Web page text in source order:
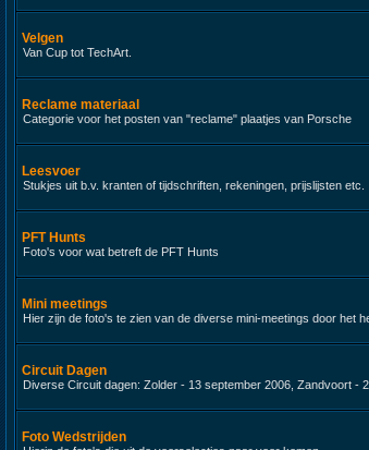
Velgen
Van Cup tot TechArt.
Reclame materiaal
Categorie voor het posten van "reclame" plaatjes van Porsche
Leesvoer
Stukjes uit b.v. kranten of tijdschriften, rekeningen, prijslijsten etc.
PFT Hunts
Foto's voor wat betreft de PFT Hunts
Mini meetings
Hier zijn de foto's te zien van de diverse mini-meetings door het
Circuit Dagen
Diverse Circuit dagen: Zolder - 13 september 2006, Zandvoort -
Foto Wedstrijden